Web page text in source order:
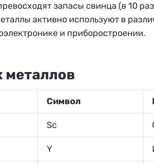
запасы свинца (в 10
активно используют в
и приборостроении.
металлов
Символ
Sc
Y